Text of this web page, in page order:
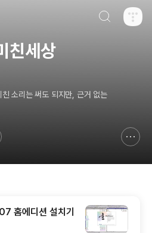
친세상
소리는 써도 되지만, 근거 없는
홈에디션 설치기